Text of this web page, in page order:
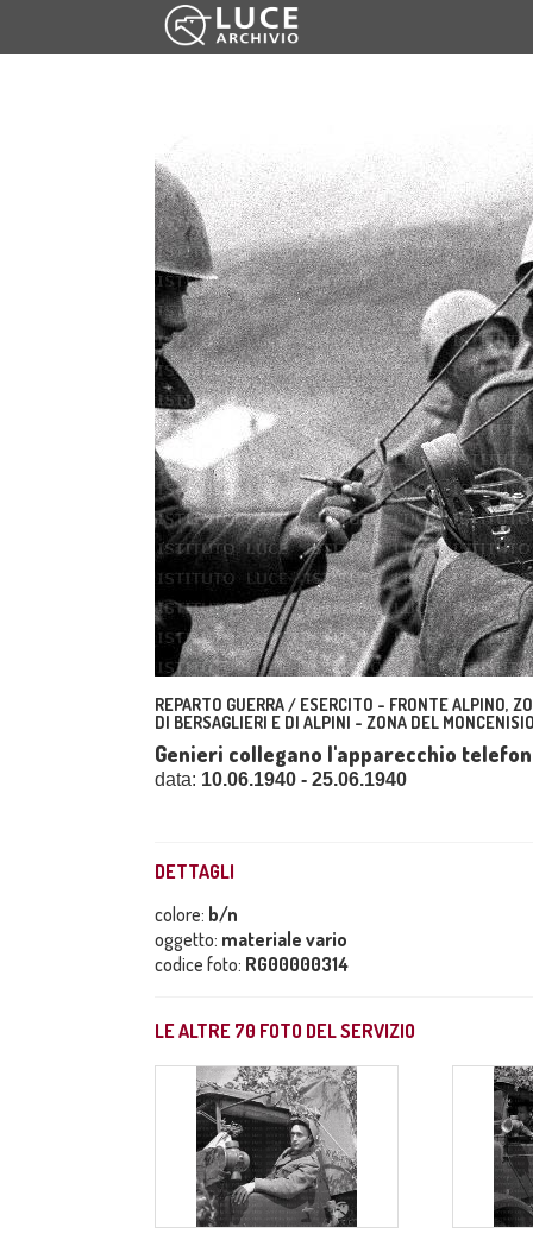
REPARTO GUERRA / ESERCITO - FRONTE ALPINO,
DI BERSAGLIERI E DI ALPINI - ZONA DEL
Genieri collegano l'apparecchio
data: 10.06.1940 - 25.06.1940
DETTAGLI
colore: b/n
oggetto: materiale vario
codice foto: RG00000314
LE ALTRE 70 FOTO DEL SERVIZIO